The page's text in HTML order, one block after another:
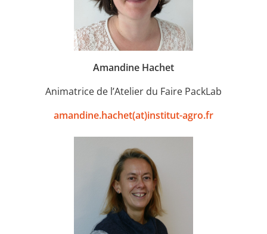
Amandine Hachet
Animatrice de l’Atelier du Faire PackLab
amandine.hachet(at)institut-agro.fr